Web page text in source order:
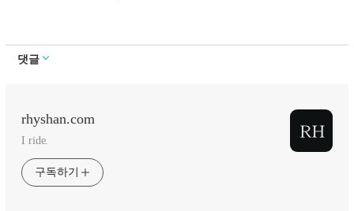
댓글
rhyshan.com
I ride.
구독하기